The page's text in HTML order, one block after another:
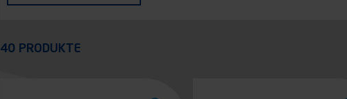
40 PRODUKTE